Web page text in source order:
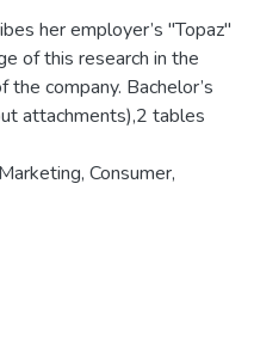
her employer’s "Topaz"
of this research in the
company. Bachelor’s
attachments),2 tables
Consumer,